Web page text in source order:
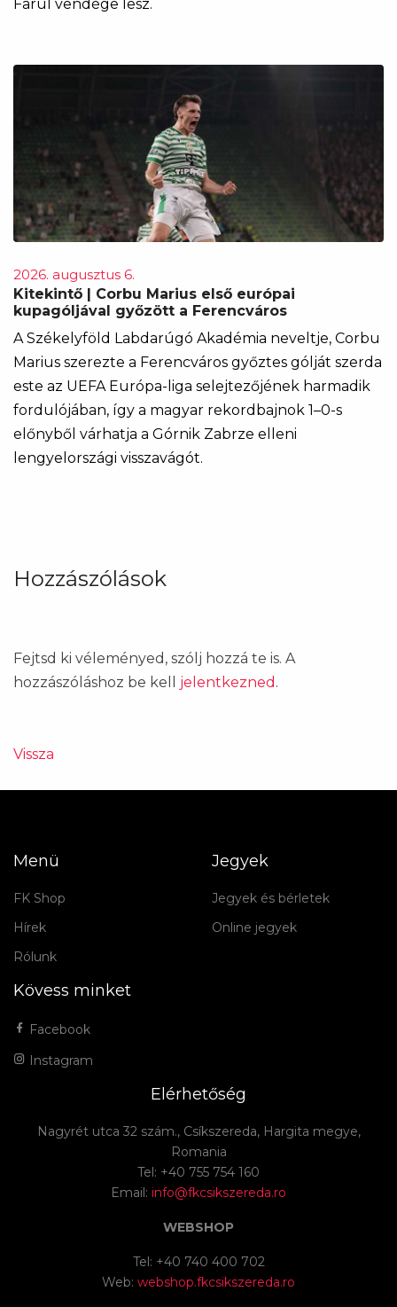
Farul vendége lesz.
2026. augusztus 6.
Kitekintő | Corbu Marius első európai
kupagóljával győzött a Ferencváros
A Székelyföld Labdarúgó Akadémia neveltje, Corbu
Marius szerezte a Ferencváros győztes gólját szerda
este az UEFA Európa-liga selejtezőjének harmadik
fordulójában, így a magyar rekordbajnok 1–0-s
előnyből várhatja a Górnik Zabrze elleni
lengyelországi visszavágót.
Hozzászólások
Fejtsd ki véleményed, szólj hozzá te is. A
hozzászóláshoz be kell jelentkezned .
Vissza
Menü
FK Shop
Hírek
Rólunk
Jegyek
Jegyek és bérletek
Online jegyek
Kövess minket
Facebook
Instagram
Elérhetőség
Nagyrét utca 32 szám., Csíkszereda, Hargita megye,
Romania
Tel: +40 755 754 160
Email: info@fkcsikszereda.ro
WEBSHOP
Tel: +40 740 400 702
Web: webshop.fkcsikszereda.ro